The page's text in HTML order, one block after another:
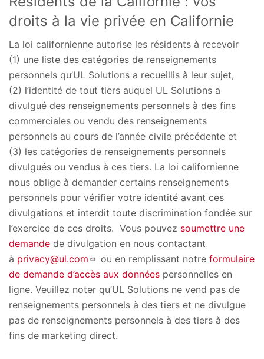
droits à la vie privée en Californie
La loi californienne autorise les résidents à recevoir
(1) une liste des catégories de renseignements
personnels qu’UL Solutions a recueillis à leur sujet,
(2) l’identité de tout tiers auquel UL Solutions a
divulgué des renseignements personnels à des fins
commerciales ou vendu des renseignements
personnels au cours de l’année civile précédente et
(3) les catégories de renseignements personnels
divulgués ou vendus à ces tiers. La loi californienne
nous oblige à demander certains renseignements
personnels pour vérifier votre identité avant ces
divulgations et interdit toute discrimination fondée sur
l’exercice de ces droits. Vous pouvez soumettre une
demande de divulgation en nous contactant
à privacy@ul.com ou en remplissant notre formulaire
de demande d’accès aux données personnelles en
ligne. Veuillez noter qu’UL Solutions ne vend pas de
renseignements personnels à des tiers et ne divulgue
pas de renseignements personnels à des tiers à des
fins de marketing direct.